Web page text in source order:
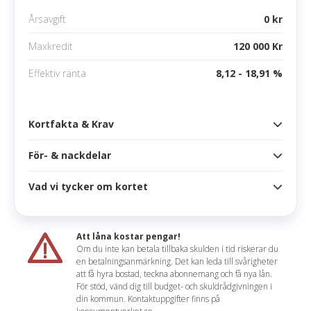
Mobila betalningsmetoder
Årsavgift 0 kr
Maxkredit 120 000 Kr
Effektiv ränta 8,12 - 18,91 %
Kortfakta & Krav
Kortfakta
Årsavgift
Ränta
Effektiv ränta
8,12 - 18,91 %
Räntefritt
56 dagar
För- & nackdelar
Fördelar
Rabatt i över 300 butiker
Extra rabatter varje månad med Superdealen
Drivmedelsrabatt på Preem
56 dagar räntefri kredit och 2 betalningsfria
månader per år
Vad vi tycker om kortet
Mathilda sammanfattar
Ett superbra kort om man gillar lojalitetsprogram.
Att låna kostar pengar!
Om du inte kan betala tillbaka skulden i tid riskerar du
en betalningsanmärkning. Det kan leda till svårigheter
att få hyra bostad, teckna abonnemang och få nya lån.
För stöd, vänd dig till budget- och skuldrådgivningen i
din kommun. Kontaktuppgifter finns på